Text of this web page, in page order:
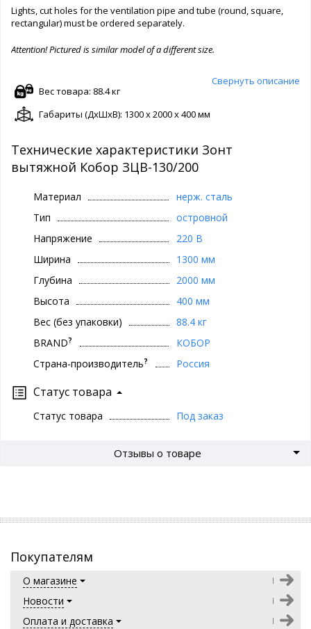
Lights, cut holes for the ventilation pipe and tube (round, square,
rectangular) must be ordered separately.
Attention! Pictured is similar model of a different size.
Свернуть описание
Вес товара: 88.4 кг
Габариты (ДxШxВ): 1300 x 2000 x 400 мм
Технические характеристики Зонт
вытяжной Кобор ЗЦВ-130/200
Материал
нерж. сталь
Тип
островной
Напряжение
220 В
Ширина
1300 мм
Глубина
2000 мм
Высота
400 мм
Вес (без упаковки)
88.4 кг
BRAND?
КОБОР
Страна-производитель? Россия
Статус товара
Статус товара Под заказ
Отзывы о товаре
Покупателям
О магазине
Новости
Оплата и доставка